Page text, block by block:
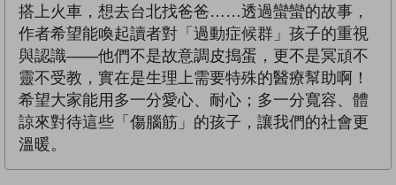
搭上火車，想去台北找爸爸……透過蠻蠻的故事，
作者希望能喚起讀者對「過動症候群」孩子的重視
與認識——他們不是故意調皮搗蛋，更不是冥頑不
靈不受教，實在是生理上需要特殊的醫療幫助啊！
希望大家能用多一分愛心、耐心；多一分寬容、體
諒來對待這些「傷腦筋」的孩子，讓我們的社會更
溫暖。